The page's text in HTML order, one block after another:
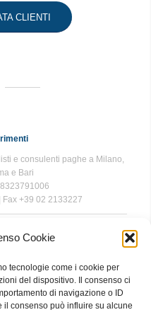
Cookie
tecnologie come i cookie per
del dispositivo. Il consenso ci
di navigazione o ID
il consenso può influire su alcune
CLIENTI
e consulenti paghe a Milano,
e Bari
+39 02 2133227
is for general information
up to date and correct, we
of any kind, express or implied,
suitability or availability
products, services, or
for any purpose. Any